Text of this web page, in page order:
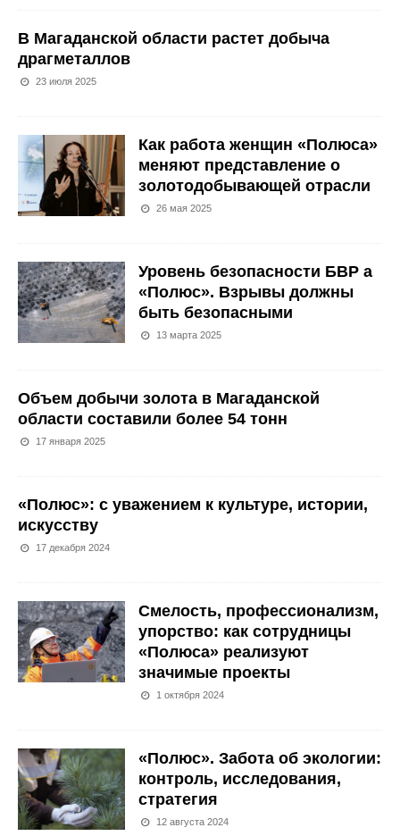
В Магаданской области растет добыча
драгметаллов
23 июля 2025
Как работа женщин «Полюса»
меняют представление о
золотодобывающей отрасли
26 мая 2025
Уровень безопасности БВР а
«Полюс». Взрывы должны
быть безопасными
13 марта 2025
Объем добычи золота в Магаданской
области составили более 54 тонн
17 января 2025
«Полюс»: с уважением к культуре, истории,
искусству
17 декабря 2024
Смелость, профессионализм,
упорство: как сотрудницы
«Полюса» реализуют
значимые проекты
1 октября 2024
«Полюс». Забота об экологии:
контроль, исследования,
стратегия
12 августа 2024